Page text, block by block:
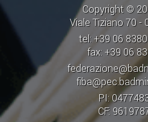
Copyright ©
Viale Tiziano 70 -
tel: +39 06
fax: +39 06
PI:
CF:
L'ATTIVITÀ
GARE
STAFF